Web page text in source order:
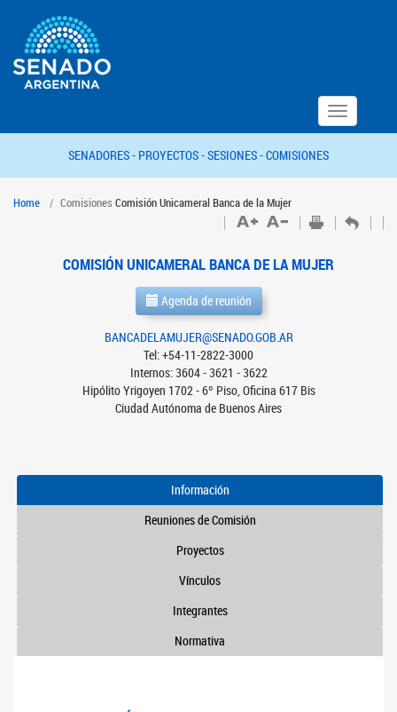
Toggle
navigation
SENADORES - PROYECTOS -SESIONES -COMISIONES
Home Comisiones Comisión Unicameral Banca de la Mujer
COMISIÓN UNICAMERAL BANCA DE LA MUJER
Agenda de reunión
BANCADELAMUJER@SENADO.GOB.AR
Tel: +54-11-2822-3000
Internos: 3604 - 3621 - 3622
Hipólito Yrigoyen 1702 - 6º Piso, Oficina 617 Bis
Ciudad Autónoma de Buenos Aires
Información
Reuniones de Comisión
Proyectos
Vínculos
Integrantes
Normativa